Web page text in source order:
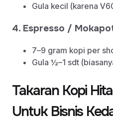
Gula kecil (karena
4. Espresso /
7–9 gram kopi per
Gula ½–1 sdt
Takaran Kopi
Untuk Bisnis